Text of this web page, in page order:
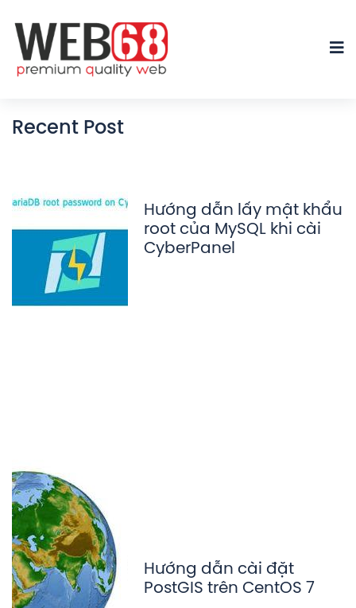
Recent Post
Hướng dẫn lấy mật khẩu
root của MySQL khi cài
CyberPanel
Hướng dẫn cài đặt
PostGIS trên CentOS 7